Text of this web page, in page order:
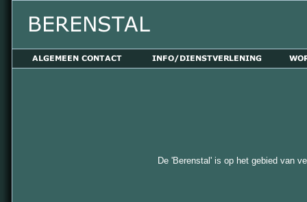
De 'Berenstal' is op het gebied van